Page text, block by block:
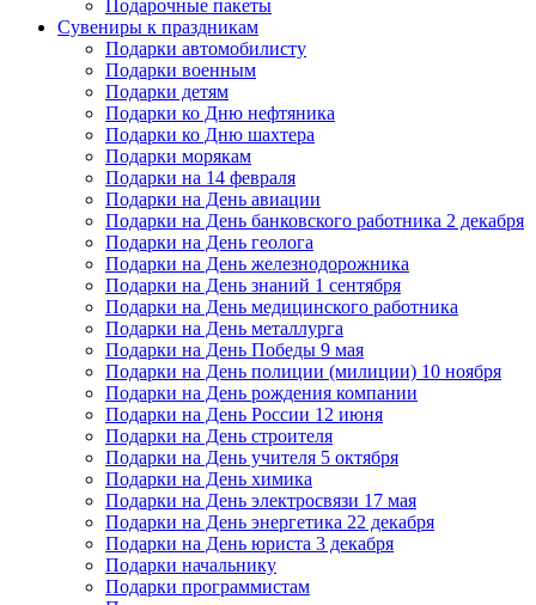
Подарочные пакеты
Сувениры к праздникам
Подарки автомобилисту
Подарки военным
Подарки детям
Подарки ко Дню нефтяника
Подарки ко Дню шахтера
Подарки морякам
Подарки на 14 февраля
Подарки на День авиации
Подарки на День банковского работника 2 декабря
Подарки на День геолога
Подарки на День железнодорожника
Подарки на День знаний 1 сентября
Подарки на День медицинского работника
Подарки на День металлурга
Подарки на День Победы 9 мая
Подарки на День полиции (милиции) 10 ноября
Подарки на День рождения компании
Подарки на День России 12 июня
Подарки на День строителя
Подарки на День учителя 5 октября
Подарки на День химика
Подарки на День электросвязи 17 мая
Подарки на День энергетика 22 декабря
Подарки на День юриста 3 декабря
Подарки начальнику
Подарки программистам